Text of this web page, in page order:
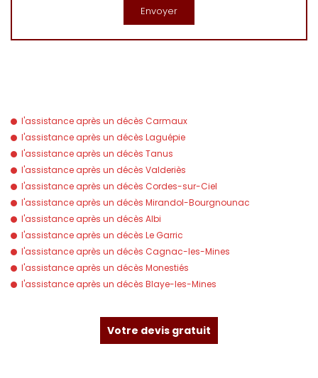
l'assistance après un décès Carmaux
l'assistance après un décès Laguépie
l'assistance après un décès Tanus
l'assistance après un décès Valderiès
l'assistance après un décès Cordes-sur-Ciel
l'assistance après un décès Mirandol-Bourgnounac
l'assistance après un décès Albi
l'assistance après un décès Le Garric
l'assistance après un décès Cagnac-les-Mines
l'assistance après un décès Monestiés
l'assistance après un décès Blaye-les-Mines
Votre devis gratuit